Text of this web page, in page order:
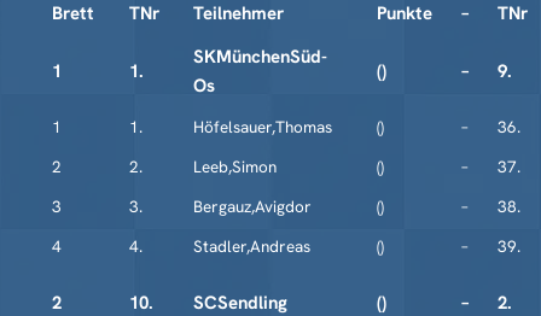
Brett
TNr Teilnehmer Punkte – TNr
1 1.
SKMünchenSüd-
Os
() – 9.
1 1. Höfelsauer,Thomas () –
36.
2
2. Leeb,Simon () –
37.
3
3. Bergauz,Avigdor () –
38.
4
4. Stadler,Andreas () – 39.
2 10. SCSendling () – 2.